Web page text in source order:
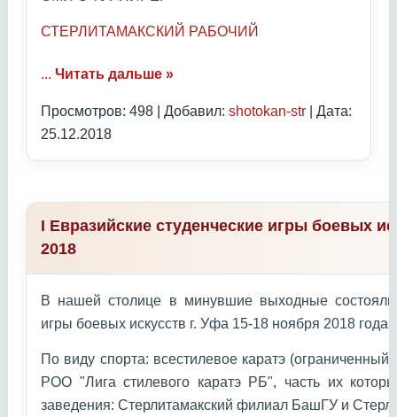
СТЕРЛИТАМАКСКИЙ РАБОЧИЙ
... Читать дальше »
Просмотров: 498 | Добавил: shotokan-str | Дата:
25.12.2018
I Евразийские студенческие игры боевых
2018
В нашей столице в минувшие выходные
игры боевых искусств г. Уфа 15-18 ноября 2018 года
По виду спорта: всестилевое каратэ (ограниченный
РОО "Лига стилевого каратэ РБ", часть их
заведения: Стерлитамакский филиал БашГУ и